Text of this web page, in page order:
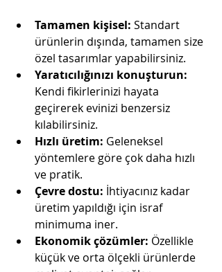
Tamamen kişisel: Standart
ürünlerin dışında, tamamen size
özel tasarımlar yapabilirsiniz.
Yaratıcılığınızı konuşturun:
Kendi fikirlerinizi hayata
geçirerek evinizi benzersiz
kılabilirsiniz.
Hızlı üretim: Geleneksel
yöntemlere göre çok daha hızlı
ve pratik.
Çevre dostu: İhtiyacınız kadar
üretim yapıldığı için israf
minimuma iner.
Ekonomik çözümler: Özellikle
küçük ve orta ölçekli ürünlerde